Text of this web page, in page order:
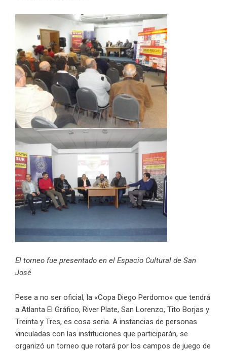
El torneo fue presentado en el Espacio Cultural de San
José
Pese a no ser oficial, la «Copa Diego Perdomo» que tendrá
a Atlanta El Gráfico, River Plate, San Lorenzo, Tito Borjas y
Treinta y Tres, es cosa seria. A instancias de personas
vinculadas con las instituciones que participarán, se
organizó un torneo que rotará por los campos de juego de